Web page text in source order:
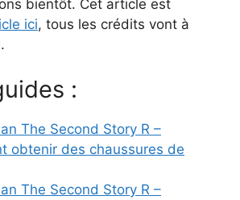
bientôt. Cet article est
ici, tous les crédits vont à
:
The Second Story R –
obtenir des chaussures de
The Second Story R –